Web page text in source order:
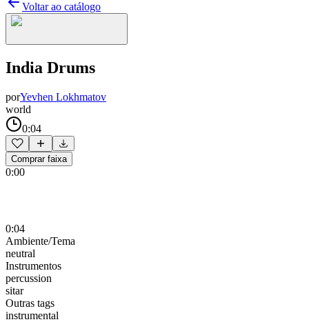
Voltar ao catálogo
India Drums
porYevhen Lokhmatov
world
0:04
Comprar faixa
0:00
0:04
Ambiente/Tema
neutral
Instrumentos
percussion
sitar
Outras tags
instrumental